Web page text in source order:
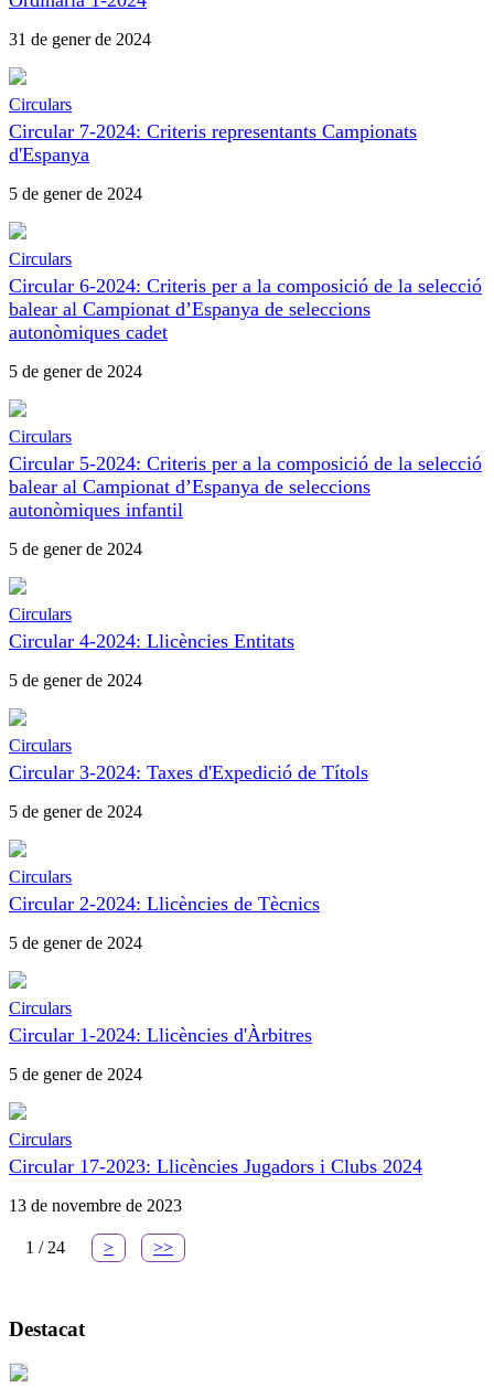
31 de gener de 2024
Circulars
Circular 7-2024: Criteris representants Campionats
d'Espanya
5 de gener de 2024
Circulars
Circular 6-2024: Criteris per a la composició de la selecció
balear al Campionat d’Espanya de seleccions
autonòmiques cadet
5 de gener de 2024
Circulars
Circular 5-2024: Criteris per a la composició de la selecció
balear al Campionat d’Espanya de seleccions
autonòmiques infantil
5 de gener de 2024
Circulars
Circular 4-2024: Llicències Entitats
5 de gener de 2024
Circulars
Circular 3-2024: Taxes d'Expedició de Títols
5 de gener de 2024
Circulars
Circular 2-2024: Llicències de Tècnics
5 de gener de 2024
Circulars
Circular 1-2024: Llicències d'Àrbitres
5 de gener de 2024
Circulars
Circular 17-2023: Llicències Jugadors i Clubs 2024
13 de novembre de 2023
1 / 24 > >>
Destacat